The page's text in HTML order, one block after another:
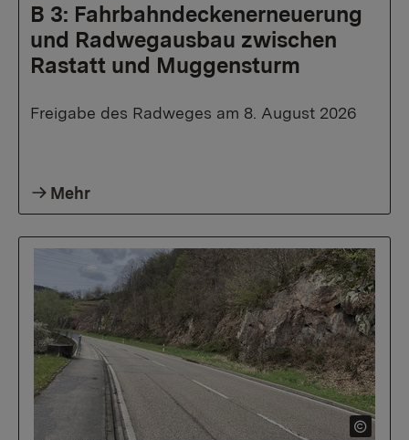
B 3: Fahrbahndeckenerneuerung
und Radwegausbau zwischen
Rastatt und Muggensturm
Freigabe des Radweges am 8. August 2026
Mehr